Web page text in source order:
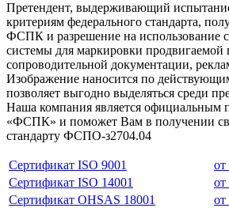
Претендент, выдерживающий
критериям федерального стандарта,
ФСПК и разрешение на использование
системы для маркировки продвигаемой
сопроводительной документации,
Изображение наносится по
позволяет выгодно выделяться среди
Наша компания является официальным
«ФСПК» и поможет Вам в получении
стандарту ФСПО-з2704.04
Сертификат ISO 9001
от
Сертификат ISO 14001
от
Сертификат OHSAS 18001
от